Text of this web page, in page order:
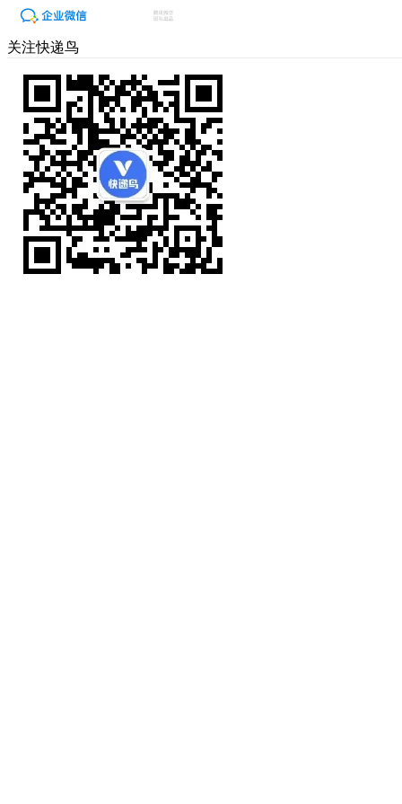
关注快递鸟